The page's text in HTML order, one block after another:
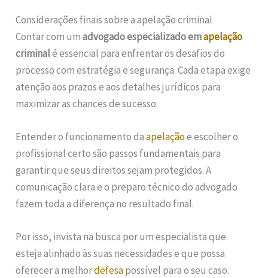
Considerações finais sobre a apelação criminal
Contar com umadvogado especializado emapelação
criminalé essencial para enfrentar os desafios do
processo com estratégia e segurança. Cada etapa exige
atenção aos prazos e aos detalhes jurídicos para
maximizar as chances de sucesso.
Entender o funcionamento daapelaçãoe escolher o
profissional certo são passos fundamentais para
garantir que seus direitos sejam protegidos. A
comunicação clara e o preparo técnico do advogado
fazem toda a diferença no resultado final.
Por isso, invista na busca por um especialista que
esteja alinhado às suas necessidades e que possa
oferecer a melhordefesapossível para o seu caso.